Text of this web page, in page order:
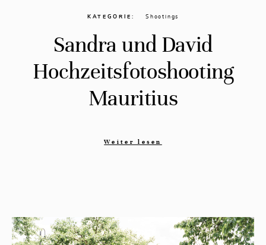
KATEGORIE Shootings
Sandra und David
Hochzeitsfotoshooting
Mauritius
Weiter lesen